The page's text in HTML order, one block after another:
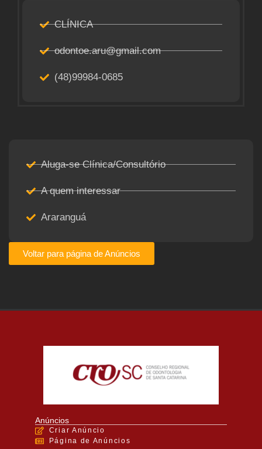
CLÍNICA
odontoe.aru@gmail.com
(48)99984-0685
Aluga-se Clínica/Consultório
A quem interessar
Araranguá
Voltar para página de Anúncios
Anúncios
Criar Anúncio
Página de Anúncios